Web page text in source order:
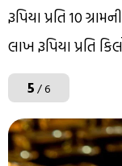
રૂપિયા પ્રતિ 10
લાખ રૂપિયા પ્રતિ
5/ 6